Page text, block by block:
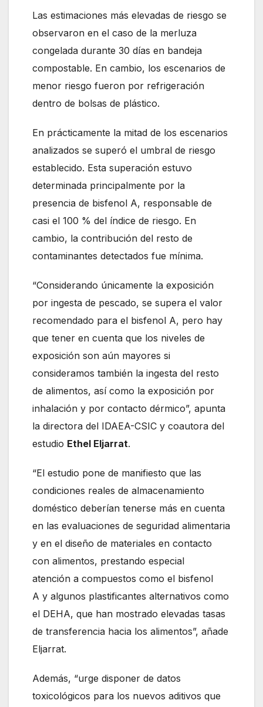
Las estimaciones más elevadas de riesgo se
observaron en el caso de la merluza
congelada durante 30 días en bandeja
compostable. En cambio, los escenarios de
menor riesgo fueron por refrigeración
dentro de bolsas de plástico.
En prácticamente la mitad de los escenarios
analizados se superó el umbral de riesgo
establecido. Esta superación estuvo
determinada principalmente por la
presencia de bisfenol A, responsable de
casi el 100 % del índice de riesgo. En
cambio, la contribución del resto de
contaminantes detectados fue mínima.
“Considerando únicamente la exposición
por ingesta de pescado, se supera el valor
recomendado para el bisfenol A, pero hay
que tener en cuenta que los niveles de
exposición son aún mayores si
consideramos también la ingesta del resto
de alimentos, así como la exposición por
inhalación y por contacto dérmico”, apunta
la directora del IDAEA-CSIC y coautora del
estudio Ethel Eljarrat.
“El estudio pone de manifiesto que las
condiciones reales de almacenamiento
doméstico deberían tenerse más en cuenta
en las evaluaciones de seguridad alimentaria
y en el diseño de materiales en contacto
con alimentos, prestando especial
atención a compuestos como el bisfenol
A y algunos plastificantes alternativos como
el DEHA, que han mostrado elevadas tasas
de transferencia hacia los alimentos”, añade
Eljarrat.
Además, “urge disponer de datos
toxicológicos para los nuevos aditivos que